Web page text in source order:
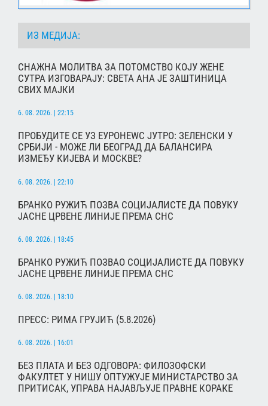
ИЗ МЕДИЈА:
СНАЖНА МОЛИТВА ЗА ПОТОМСТВО КОЈУ ЖЕНЕ
СУТРА ИЗГОВАРАЈУ: СВЕТА АНА ЈЕ ЗАШТИНИЦА
СВИХ МАЈКИ
6. 08. 2026. | 22:15
ПРОБУДИТЕ СЕ УЗ ЕУРОНЕWС ЈУТРО: ЗЕЛЕНСКИ У
СРБИЈИ - МОЖЕ ЛИ БЕОГРАД ДА БАЛАНСИРА
ИЗМЕЂУ КИЈЕВА И МОСКВЕ?
6. 08. 2026. | 22:10
БРАНКО РУЖИЋ ПОЗВА СОЦИЈАЛИСТЕ ДА ПОВУКУ
ЈАСНЕ ЦРВЕНЕ ЛИНИЈЕ ПРЕМА СНС
6. 08. 2026. | 18:45
БРАНКО РУЖИЋ ПОЗВАО СОЦИЈАЛИСТЕ ДА ПОВУКУ
ЈАСНЕ ЦРВЕНЕ ЛИНИЈЕ ПРЕМА СНС
6. 08. 2026. | 18:10
ПРЕСС: РИМА ГРУЈИЋ (5.8.2026)
6. 08. 2026. | 16:01
БЕЗ ПЛАТА И БЕЗ ОДГОВОРА: ФИЛОЗОФСКИ
ФАКУЛТЕТ У НИШУ ОПТУЖУЈЕ МИНИСТАРСТВО ЗА
ПРИТИСАК, УПРАВА НАЈАВЉУЈЕ ПРАВНЕ КОРАКЕ